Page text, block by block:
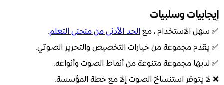
إيجابيات وسلبيات
✅ سهل الاستخدام ، معالحد الأدنى من منحنى التعلم.
✅ يقدم مجموعة من خيارات التخصيص والتحرير الصوتي.
✅ لديها مجموعة متنوعة من أنماط الصوت وأنواعه.
❌ لا يتوفر استنساخ الصوت إلا مع خطة المؤسسة.